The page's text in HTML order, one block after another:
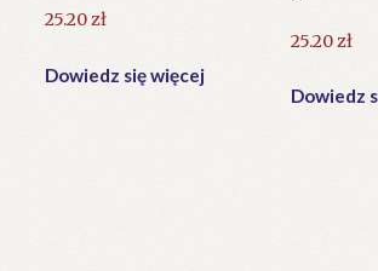
25.20zł
Dowiedz się więcej
25.20zł
Dowiedz